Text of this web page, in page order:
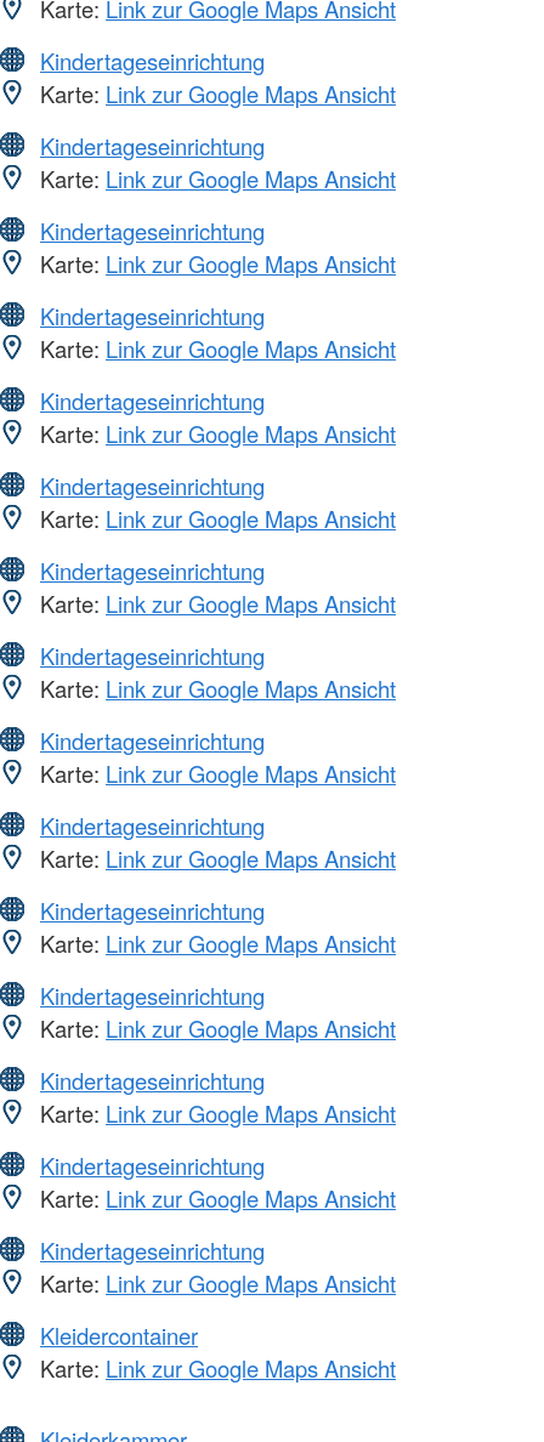
Karte: Link zur Google Maps Ansicht
Kindertageseinrichtung
Karte: Link zur Google Maps Ansicht
Kindertageseinrichtung
Karte: Link zur Google Maps Ansicht
Kindertageseinrichtung
Karte: Link zur Google Maps Ansicht
Kindertageseinrichtung
Karte: Link zur Google Maps Ansicht
Kindertageseinrichtung
Karte: Link zur Google Maps Ansicht
Kindertageseinrichtung
Karte: Link zur Google Maps Ansicht
Kindertageseinrichtung
Karte: Link zur Google Maps Ansicht
Kindertageseinrichtung
Karte: Link zur Google Maps Ansicht
Kindertageseinrichtung
Karte: Link zur Google Maps Ansicht
Kindertageseinrichtung
Karte: Link zur Google Maps Ansicht
Kindertageseinrichtung
Karte: Link zur Google Maps Ansicht
Kindertageseinrichtung
Karte: Link zur Google Maps Ansicht
Kindertageseinrichtung
Karte: Link zur Google Maps Ansicht
Kindertageseinrichtung
Karte: Link zur Google Maps Ansicht
Kindertageseinrichtung
Karte: Link zur Google Maps Ansicht
Kleidercontainer
Karte: Link zur Google Maps Ansicht